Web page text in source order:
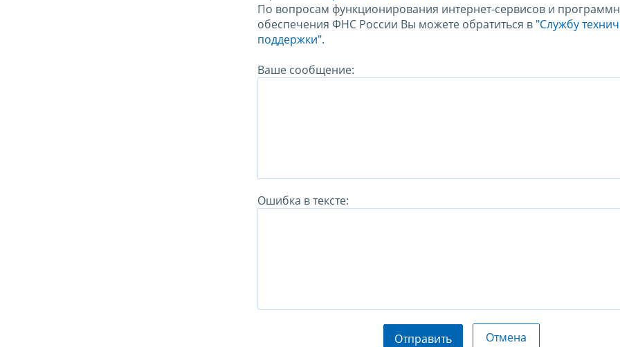
По вопросам функционирования интернет-сервисов и
обеспечения ФНС России Вы можете обратиться в "Службу
поддержки".
Ваше сообщение:
Ошибка в тексте:
Отправить Отмена